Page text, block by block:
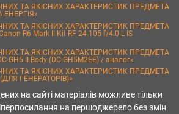
ТА ЯКІСНИХ ХАРАКТЕРИСТИК ПРЕДМЕТА
ЕНЕРГІЯ»
ТА ЯКІСНИХ ХАРАКТЕРИСТИК ПРЕДМЕТА
R6 Mark II Kit RF 24-105 f/4.0 L IS
ТА ЯКІСНИХ ХАРАКТЕРИСТИК ПРЕДМЕТА
GH5 II Body (DC-GH5M2EE) / аналог»
ТА ЯКІСНИХ ХАРАКТЕРИСТИК ПРЕДМЕТА
ГЕНЕРАТОРІВ)»
на сайті матеріалів можливе тільки
на першоджерело без змін